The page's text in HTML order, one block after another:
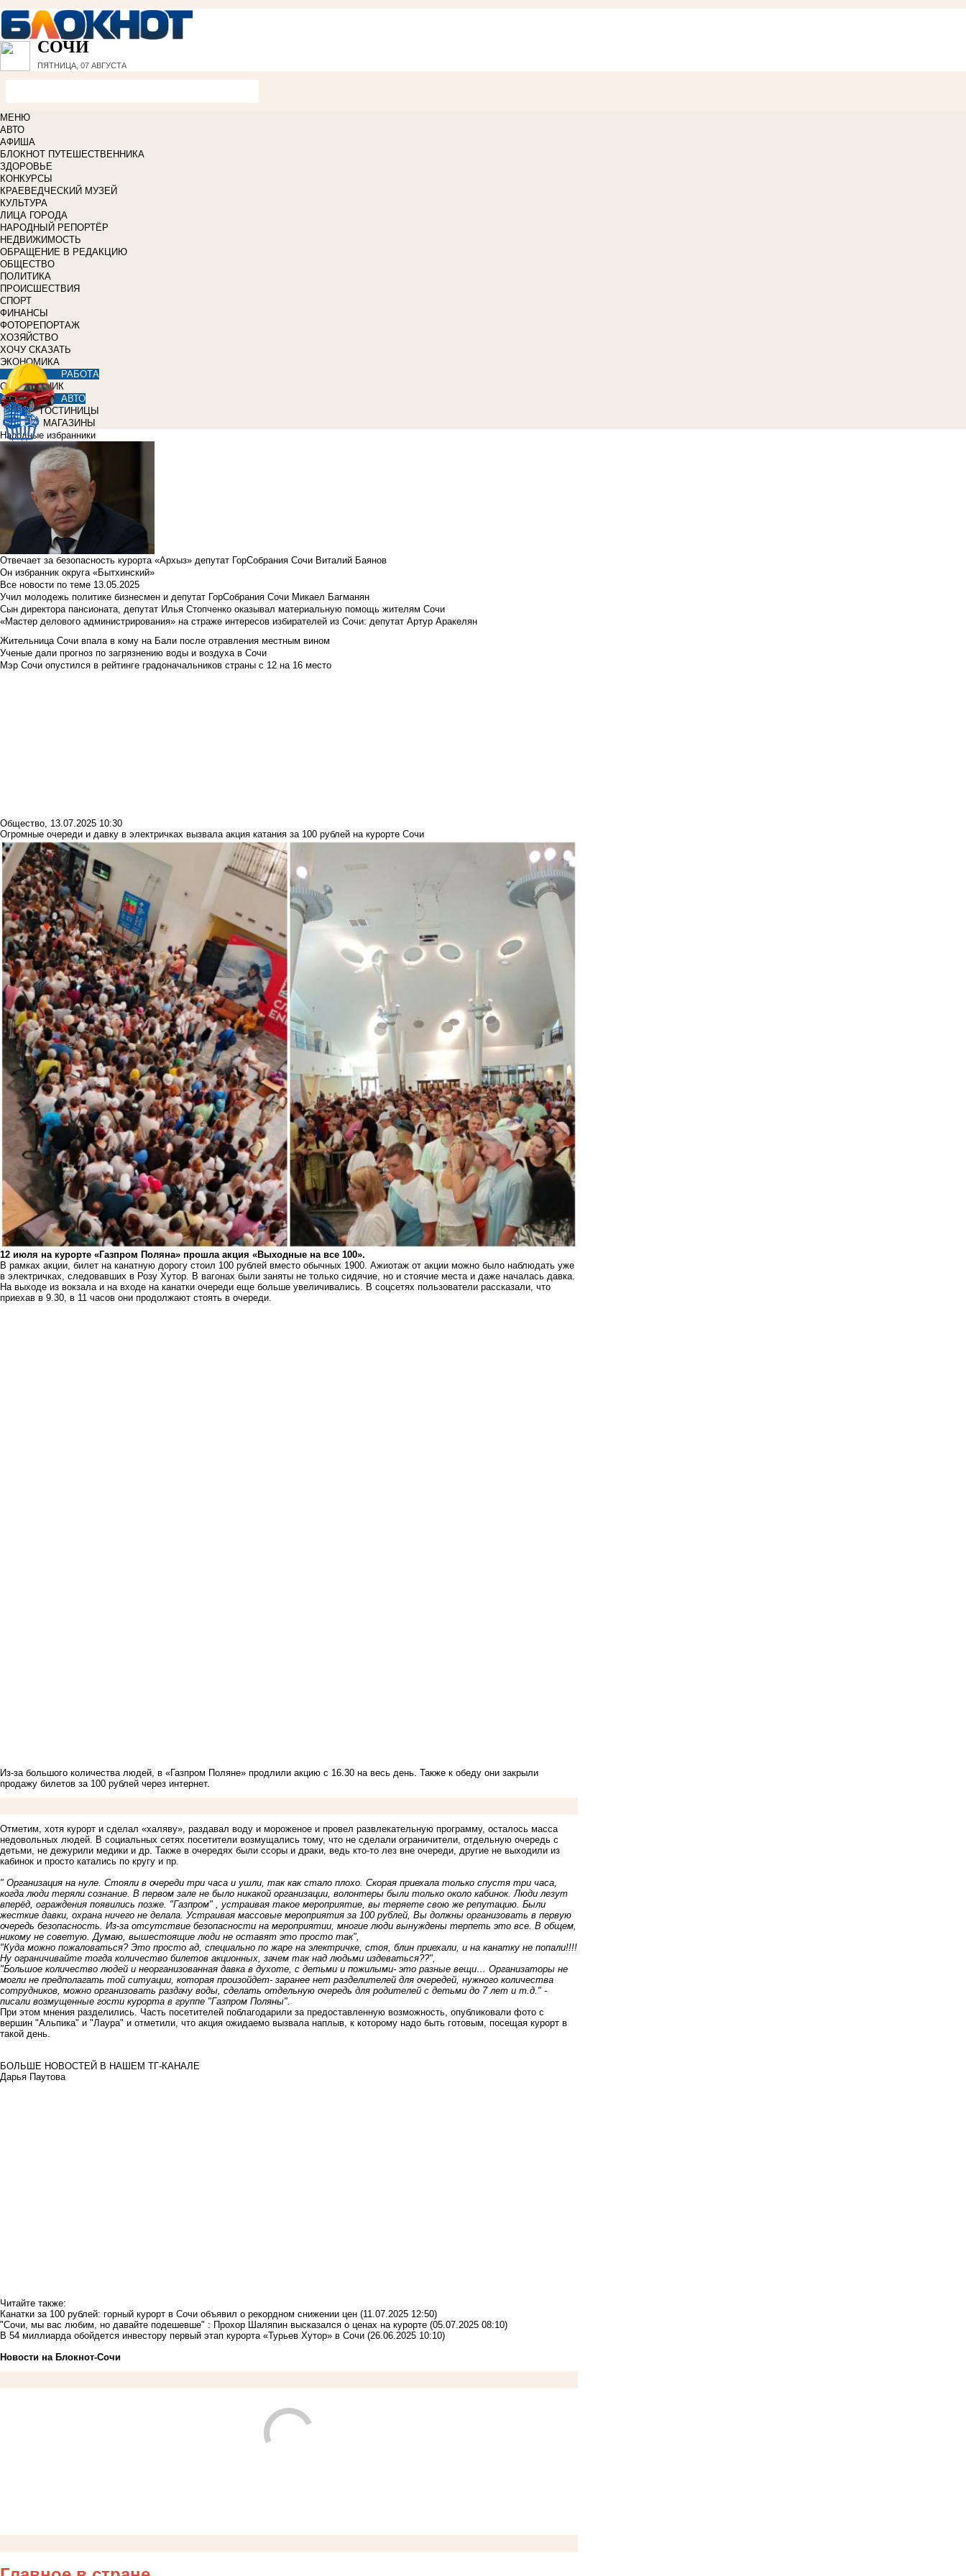
СОЧИ
ПЯТНИЦА, 07 АВГУСТА
МЕНЮ
АВТО
АФИША
БЛОКНОТ ПУТЕШЕСТВЕННИКА
ЗДОРОВЬЕ
КОНКУРСЫ
КРАЕВЕДЧЕСКИЙ МУЗЕЙ
КУЛЬТУРА
ЛИЦА ГОРОДА
НАРОДНЫЙ РЕПОРТЁР
НЕДВИЖИМОСТЬ
ОБРАЩЕНИЕ В РЕДАКЦИЮ
ОБЩЕСТВО
ПОЛИТИКА
ПРОИСШЕСТВИЯ
СПОРТ
ФИНАНСЫ
ФОТОРЕПОРТАЖ
ХОЗЯЙСТВО
ХОЧУ СКАЗАТЬ
ЭКОНОМИКА
РАБОТА
СПРАВОЧНИК
АВТО
ГОСТИНИЦЫ
МАГАЗИНЫ
Народные избранники
Отвечает за безопасность курорта «Архыз» депутат ГорСобрания Сочи Виталий Баянов
Он избранник округа «Бытхинский»
Все новости по теме 13.05.2025
Учил молодежь политике бизнесмен и депутат ГорСобрания Сочи Микаел Багманян
Сын директора пансионата, депутат Илья Стопченко оказывал материальную помощь жителям Сочи
«Мастер делового администрирования» на страже интересов избирателей из Сочи: депутат Артур Аракелян
Жительница Сочи впала в кому на Бали после отравления местным вином
Ученые дали прогноз по загрязнению воды и воздуха в Сочи
Мэр Сочи опустился в рейтинге градоначальников страны с 12 на 16 место
Общество, 13.07.2025 10:30
Огромные очереди и давку в электричках вызвала акция катания за 100 рублей на курорте Сочи
12 июля на курорте «Газпром Поляна» прошла акция «Выходные на все 100».
В рамках акции, билет на канатную дорогу стоил 100 рублей вместо обычных 1900. Ажиотаж от акции можно было наблюдать уже
в электричках, следовавших в Розу Хутор. В вагонах были заняты не только сидячие, но и стоячие места и даже началась давка.
На выходе из вокзала и на входе на канатки очереди еще больше увеличивались. В соцсетях пользователи рассказали, что
приехав в 9.30, в 11 часов они продолжают стоять в очереди.
Из-за большого количества людей, в «Газпром Поляне» продлили акцию с 16.30 на весь день. Также к обеду они закрыли
продажу билетов за 100 рублей через интернет.
Отметим, хотя курорт и сделал «халяву», раздавал воду и мороженое и провел развлекательную программу, осталось масса
недовольных людей. В социальных сетях посетители возмущались тому, что не сделали ограничители, отдельную очередь с
детьми, не дежурили медики и др. Также в очередях были ссоры и драки, ведь кто-то лез вне очереди, другие не выходили из
кабинок и просто катались по кругу и пр.
" Организация на нуле. Стояли в очереди три часа и ушли, так как стало плохо. Скорая приехала только спустя три часа,
когда люди теряли сознание. В первом зале не было никакой организации, волонтеры были только около кабинок. Люди лезут
вперёд, ограждения появились позже. "Газпром" , устраивая такое мероприятие, вы теряете свою же репутацию. Были
жесткие давки, охрана ничего не делала. Устраивая массовые мероприятия за 100 рублей, Вы должны организовать в первую
очередь безопасность. Из-за отсутствие безопасности на мероприятии, многие люди вынуждены терпеть это все. В общем,
никому не советую. Думаю, вышестоящие люди не оставят это просто так",
"Куда можно пожаловаться? Это просто ад, специально по жаре на электричке, стоя, блин приехали, и на канатку не попали!!!!
Ну ограничивайте тогда количество билетов акционных, зачем так над людьми издеваться??",
"Большое количество людей и неорганизованная давка в духоте, с детьми и пожилыми- это разные вещи… Организаторы не
могли не предполагать той ситуации, которая произойдет- заранее нет разделителей для очередей, нужного количества
сотрудников, можно организовать раздачу воды, сделать отдельную очередь для родителей с детьми до 7 лет и т.д." -
писали возмущенные гости курорта в группе "Газпром Поляны".
При этом мнения разделились. Часть посетителей поблагодарили за предоставленную возможность, опубликовали фото с
вершин "Альпика" и "Лаура" и отметили, что акция ожидаемо вызвала наплыв, к которому надо быть готовым, посещая курорт в
такой день.
БОЛЬШЕ НОВОСТЕЙ В НАШЕМ ТГ-КАНАЛЕ
Дарья Паутова
Читайте также:
Канатки за 100 рублей: горный курорт в Сочи объявил о рекордном снижении цен (11.07.2025 12:50)
"Сочи, мы вас любим, но давайте подешевше" : Прохор Шаляпин высказался о ценах на курорте (05.07.2025 08:10)
В 54 миллиарда обойдется инвестору первый этап курорта «Турьев Хутор» в Сочи (26.06.2025 10:10)
Новости на Блoкнoт-Сочи